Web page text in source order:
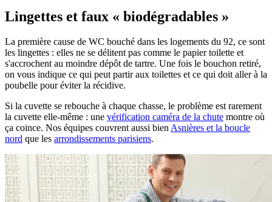
Lingettes et faux « biodégradables »
La première cause de WC bouché dans les logements du 92, ce sont
les lingettes : elles ne se délitent pas comme le papier toilette et
s'accrochent au moindre dépôt de tartre. Une fois le bouchon retiré,
on vous indique ce qui peut partir aux toilettes et ce qui doit aller à la
poubelle pour éviter la récidive.
Si la cuvette se rebouche à chaque chasse, le problème est rarement
la cuvette elle-même : une vérification caméra de la chute montre où
ça coince. Nos équipes couvrent aussi bienAsnières et la boucle
nord que les arrondissements parisiens.